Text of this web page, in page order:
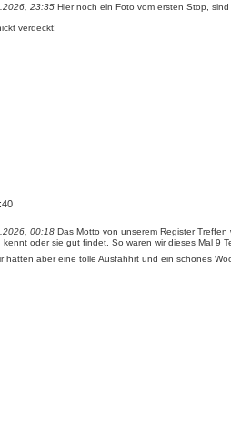
23:35 Hier noch ein Foto vom ersten Stop,
verdeckt!
00:18 Das Motto von unserem Register
oder sie gut findet. So waren wir dieses Mal 9
hatten aber eine tolle Ausfahhrt und ein schönes